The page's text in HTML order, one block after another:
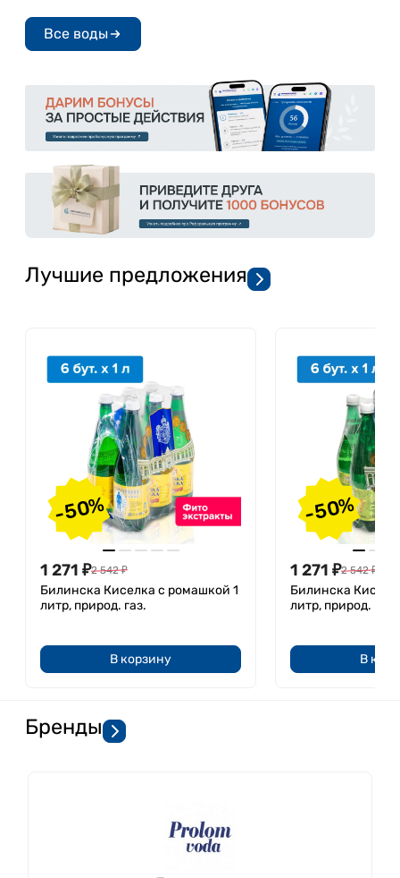
Лечебные курсы
Все воды
Лучшие предложения
-50%
1 271 ₽2 542 ₽
Билинска Киселка с ромашкой 1
литр, природ. газ.
В корзину
-50%
1 271 ₽2 542 ₽
Билинска
литр, природ. газ.
В
Бренды